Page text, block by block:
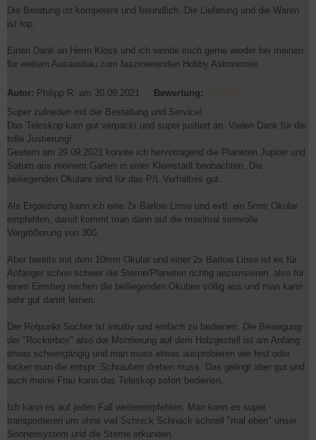
Die Beratung ist kompetent und freundlich. Die Lieferung und die Waren
ist top.
Einen Dank an Herrn Kloss und ich wende mich gerne wieder bei meinen
für weitern Ausausbau zum faszinierenden Hobby Astronomie.
Autor: Philipp R. am 30.09.2021 Bewertung:
Super zufrieden mit der Bestellung und Service!
Das Teleskop kam gut verpackt und super justiert an. Vielen Dank für die
tolle Justierung!
Gestern am 29.09.2021 konnte ich hervorragend die Planeten Jupiter und
Saturn aus meinem Garten in einer Kleinstadt beobachten. Die
beiliegenden Okulare sind für das P/L Verhältnis gut.
Als Ergänzung kann ich eine 2x Barlow Linse und evtl. ein 5mm Okular
empfehlen, damit kommt man dann auf die maximal sinnvolle
Vergrößerung von 300.
Aber bereits mit dem 10mm Okular und einer 2x Barlow Linse ist es für
Anfänger schon schwer die Sterne/Planeten richtig anzuvisieren, also für
einen Einstieg reichen die beiliegenden Okulare völlig aus und man kann
sehr gut damit lernen.
Der Rotpunkt Sucher ist intuitiv und einfach zu bedienen. Die Bewegung
der "Rockerbox" also der Montierung auf dem Holzgestell ist am Anfang
etwas schwergängig und man muss etwas ausprobieren wie fest oder
locker man die entspr. Schrauben drehen muss. Das gelingt aber gut und
auch meine Frau kann das Teleskop sofort bedienen.
Ich kann es auf jeden Fall weiterempfehlen. Man kann es super
transportieren um ohne viel Schnick Schnack schnell "mal eben" unser
Sonnensystem und die Sterne erkunden.